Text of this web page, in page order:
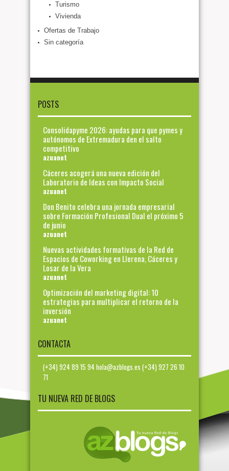
Turismo
Vivienda
Ofertas de Trabajo
Sin categoría
POSTS
Consolidapyme 2026: ayudas para que pymes y
autónomos de Extremadura den el salto
competitivo
azuanet
Cáceres acogerá una nueva edición del
Laboratorio de Ideas con Impacto Social
azuanet
Don Benito celebra una jornada empresarial
sobre Formación Profesional Dual el próximo 5
de junio
azuanet
Nuevas actividades formativas de la Red de
Espacios de Coworking en Llerena, Cáceres y
Losar de la Vera
azuanet
Optimización del marketing digital: 10
estrategias para multiplicar el retorno de la
inversión
azuanet
CONTACTA
(+34) 924 89 15 94 hola@azblogs.es (+34) 927 26 10
71
TU NUEVA RED DE BLOGS